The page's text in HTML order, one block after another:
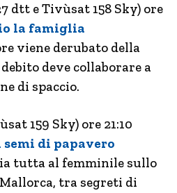
dtt e Tivùsat 158 Sky) ore
la famiglia
viene derubato della
deve collaborare a
di spaccio.
159 Sky) ore 21:10
di papavero
tutta al femminile sullo
tra segreti di